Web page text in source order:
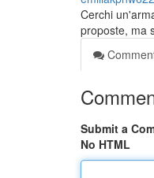
Cerchi
proposte, ma
Submit a
No HTML